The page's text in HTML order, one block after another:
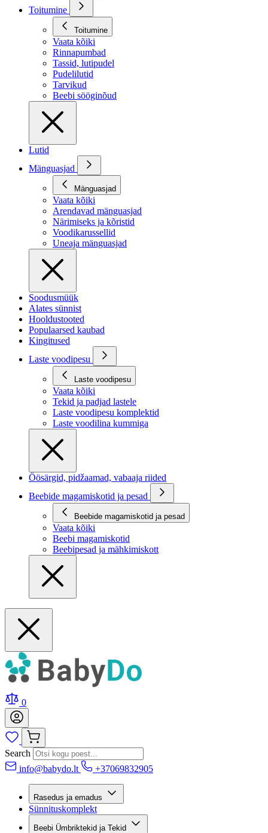
Toitumine
Toitumine
Vaata kõiki
Rinnapumbad
Tassid, lutipudel
Pudelilutid
Tarvikud
Beebi sööginõud
Lutid
Mänguasjad
Mänguasjad
Vaata kõiki
Arendavad mänguasjad
Närimiseks ja kõristid
Voodikarussellid
Uneaja mänguasjad
Soodusmüük
Alates sünnist
Hooldustooted
Populaarsed kaubad
Kingitused
Laste voodipesu
Laste voodipesu
Vaata kõiki
Tekid ja padjad lastele
Laste voodipesu komplektid
Laste voodilina kummiga
Öösärgid, pidžaamad, vabaaja riided
Beebide magamiskotid ja pesad
Beebide magamiskotid ja pesad
Vaata kõiki
Beebi magamiskotid
Beebipesad ja mähkimiskott
0
Search
info@babydo.lt
+37069832905
Rasedus ja emadus
Sünnituskomplekt
Beebi Ümbriktekid ja Tekid